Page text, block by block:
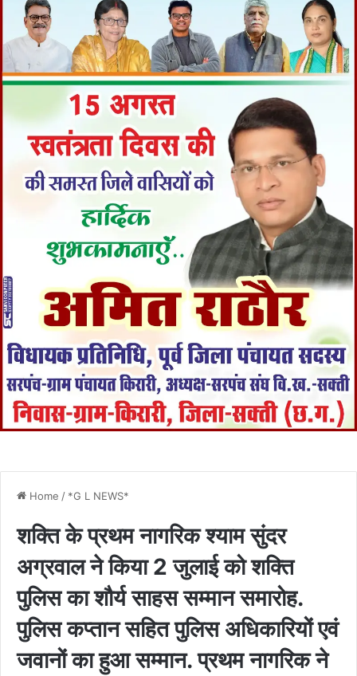
Home / *G L NEWS*
शक्ति के प्रथम नागरिक श्याम सुंदर
अग्रवाल ने किया 2 जुलाई को शक्ति
पुलिस का शौर्य साहस सम्मान समारोह.
पुलिस कप्तान सहित पुलिस अधिकारियों एवं
जवानों का हुआ सम्मान. प्रथम नागरिक ने